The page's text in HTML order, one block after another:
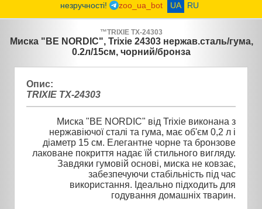
незручності!
zoo_ua_bot UA RU
™TRIXIE TX-24303
Миска "BE NORDIC", Trixie 24303 нержав.сталь/гума,
0.2л/15см, чорний/бронза
Опис:
TRIXIE TX-24303
Миска "BE NORDIC" від Trixie виконана з
нержавіючої сталі та гума, має об'єм 0,2 л і
діаметр 15 см. Елегантне чорне та бронзове
лаковане покриття надає їй стильного вигляду.
Завдяки гумовій основі, миска не ковзає,
забезпечуючи стабільність під час
використання. Ідеально підходить для
годування домашніх тварин.